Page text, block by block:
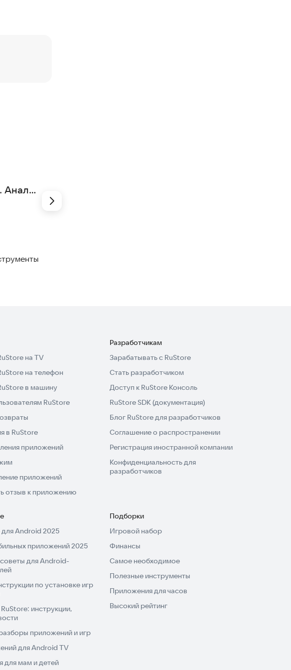
свой сон.
на TV
на телефон
в машину
RuStore
в RuStore
приложений
приложений
отзыв к приложению
Разработчикам
Зарабатывать с RuStore
Стать разработчиком
Доступ к RuStore Консоль
RuStore SDK (документация)
Блог RuStore для разработчиков
Соглашение о распространении
Регистрация иностранной компании
Конфиденциальность для
разработчиков
Android 2025
приложений 2025
для Android-
по установке игр
инструкции,
приложений и игр
для Android TV
для мам и детей
Подборки
Игровой набор
Финансы
Самое необходимое
Полезные инструменты
Приложения для часов
Высокий рейтинг